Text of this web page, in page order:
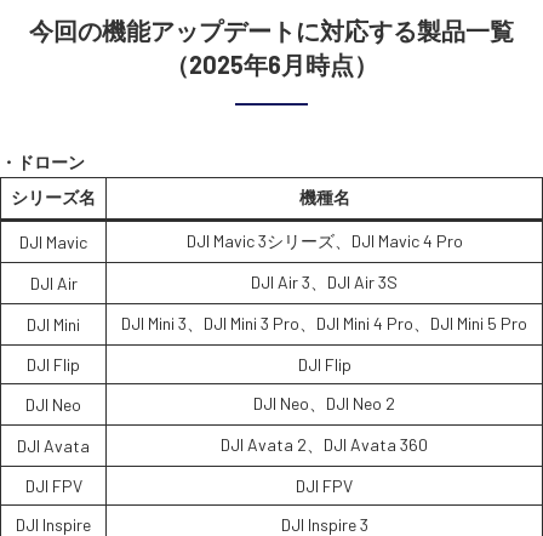
今回の機能アップデートに対応する製品一覧
（2025年6月時点）
・ドローン
シリーズ名
機種名
DJI Mavic DJI Mavic 3シリーズ、DJI Mavic 4 Pro
DJI Air DJI Air 3、DJI Air 3S
DJI Mini
DJI Mini 3、DJI Mini 3 Pro、DJI Mini 4 Pro、DJI Mini 5 Pro
DJI Flip
DJI Flip
DJI Neo
DJI Neo、DJI Neo 2
DJI Avata
DJI Avata 2、DJI Avata 360
DJI FPV
DJI FPV
DJI Inspire
DJI Inspire 3